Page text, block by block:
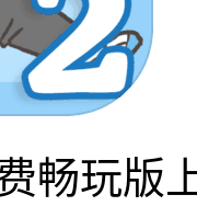
畅玩版